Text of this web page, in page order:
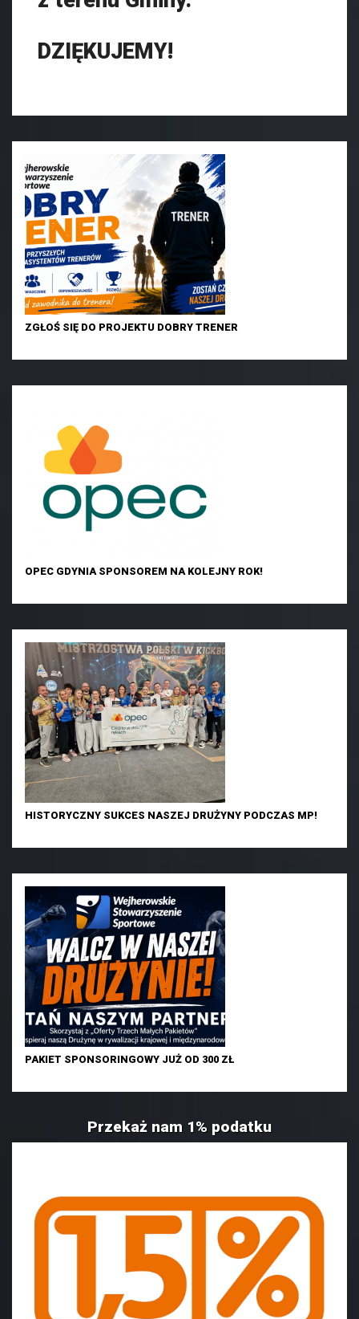
DZIĘKUJEMY!
ZGŁOŚ SIĘ DO PROJEKTU DOBRY TRENER
OPEC GDYNIA SPONSOREM NA KOLEJNY ROK!
HISTORYCZNY SUKCES NASZEJ DRUŻYNY PODCZAS MP!
PAKIET SPONSORINGOWY JUŻ OD 300 ZŁ
Przekaż nam 1% podatku